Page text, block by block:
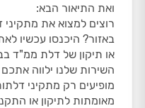
ואת התיאור הבא:
רוצים למצוא את
באזור? היכנסו עכשיו
או תיקון של דלת ממ"ד
השירות שלנו ילווה
מאומתות לתיקון או